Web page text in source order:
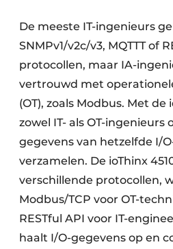
De meeste IT-ingenieurs
SNMPv1/v2c/v3, MQTTT of
protocollen, maar IA-
vertrouwd met
(OT), zoals Modbus. Met de
zowel IT- als OT-ingenieurs
gegevens van hetzelfde I/
verzamelen. De ioThinx
verschillende protocollen,
Modbus/TCP voor OT-
RESTful API voor IT-
haalt I/O-gegevens op en